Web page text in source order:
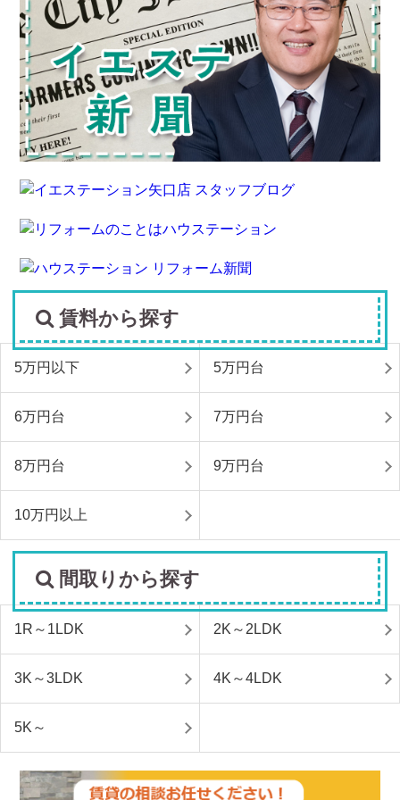
賃料から探す
5万円以下 5万円台
6万円台 7万円台
8万円台 9万円台
10万円以上
間取りから探す
1R～1LDK 2K～2LDK
3K～3LDK 4K～4LDK
5K～